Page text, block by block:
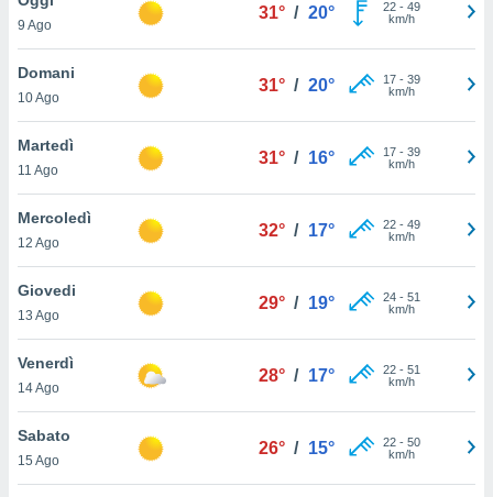
è
al sito
di
ci
di
il
un
la
nella
9 Ago
31° / 20° 22- 49
km/h
Domani
10 Ago
31° / 20° 17- 39
km/h
Martedì
11 Ago
31° / 16° 17- 39
km/h
Mercoledì
12 Ago
32° / 17° 22- 49
km/h
Giovedi
13 Ago
29° / 19° 24- 51
km/h
Venerdì
14 Ago
28° / 17° 22- 51
km/h
Sabato
15 Ago
26° / 15° 22- 50
km/h